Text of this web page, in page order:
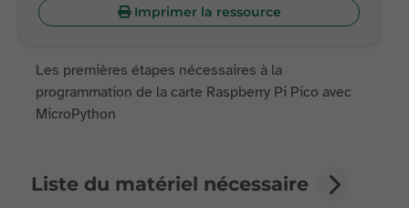
Imprimer la ressource
Les premières étapes nécessaires à la
programmation de la carte Raspberry Pi Pico avec
MicroPython
Liste du matériel nécessaire